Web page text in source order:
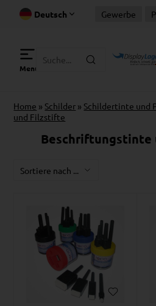
Deutsch Gewerbe
Menu
Home » Schilder » Schildertinte und
und Filzstifte
Beschriftungstinte